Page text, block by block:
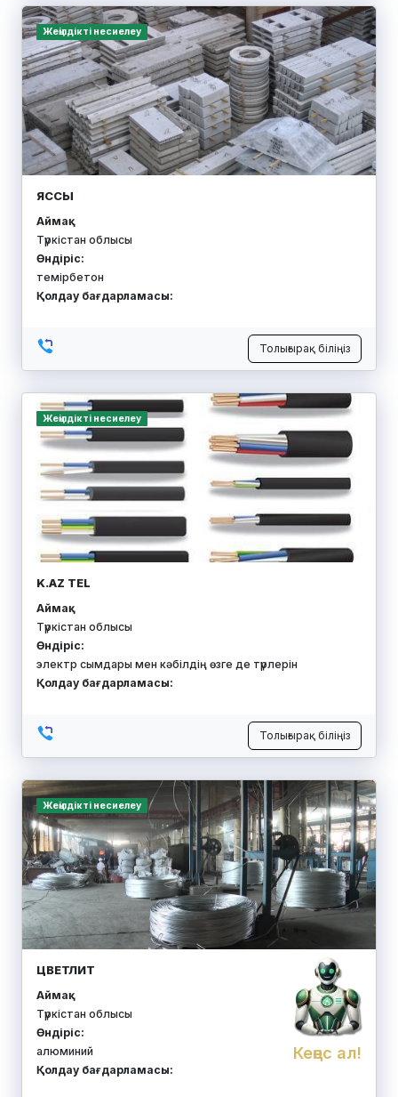
Кеңес ал!
Жеңілдікті несиелеу
ЯССЫ
Аймақ:
Түркістан облысы
Өндіріс:
темірбетон
Қолдау бағдарламасы:
Толығырақ біліңіз
Жеңілдікті несиелеу
K.AZ TEL
Аймақ:
Түркістан облысы
Өндіріс:
электр сымдары мен кәбілдің өзге де түрлерін
Қолдау бағдарламасы:
Толығырақ біліңіз
Жеңілдікті несиелеу
ЦВЕТЛИТ
Аймақ:
Түркістан облысы
Өндіріс:
алюминий
Қолдау бағдарламасы: